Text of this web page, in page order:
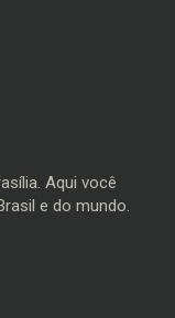
Aqui você
e do mundo.